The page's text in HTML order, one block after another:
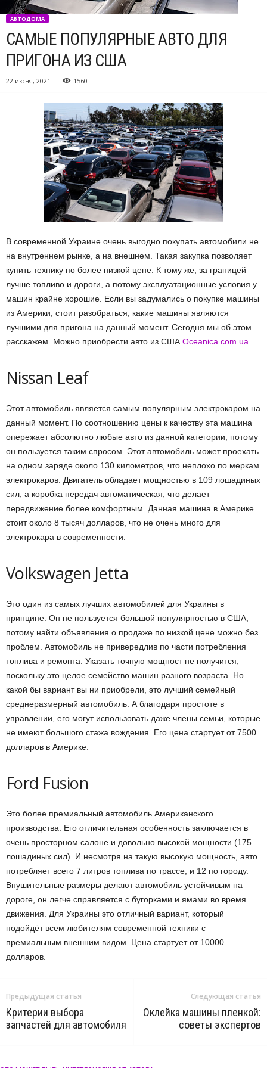
АВТОДОМА
САМЫЕ ПОПУЛЯРНЫЕ АВТО ДЛЯ
ПРИГОНА ИЗ США
22 июня, 2021 1560
В современной Украине очень выгодно покупать автомобили не
на внутреннем рынке, а на внешнем. Такая закупка позволяет
купить технику по более низкой цене. К тому же, за границей
лучше топливо и дороги, а потому эксплуатационные условия у
машин крайне хорошие. Если вы задумались о покупке машины
из Америки, стоит разобраться, какие машины являются
лучшими для пригона на данный момент. Сегодня мы об этом
расскажем. Можно приобрести авто из СШАOceanica.com.ua.
Nissan Leaf
Этот автомобиль является самым популярным электрокаром на
данный момент. По соотношению цены к качеству эта машина
опережает абсолютно любые авто из данной категории, потому
он пользуется таким спросом. Этот автомобиль может проехать
на одном заряде около 130 километров, что неплохо по меркам
электрокаров. Двигатель обладает мощностью в 109 лошадиных
сил, а коробка передач автоматическая, что делает
передвижение более комфортным. Данная машина в Америке
стоит около 8 тысяч долларов, что не очень много для
электрокара в современности.
Volkswagen Jetta
Это один из самых лучших автомобилей для Украины в
принципе. Он не пользуется большой популярностью в США,
потому найти объявления о продаже по низкой цене можно без
проблем. Автомобиль не привередлив по части потребления
топлива и ремонта. Указать точную мощност не получится,
поскольку это целое семейство машин разного возраста. Но
какой бы вариант вы ни приобрели, это лучший семейный
среднеразмерный автомобиль. А благодаря простоте в
управлении, его могут использовать даже члены семьи, которые
не имеют большого стажа вождения. Его цена стартует от 7500
долларов в Америке.
Ford Fusion
Это более премиальный автомобиль Американского
производства. Его отличительная особенность заключается в
очень просторном салоне и довольно высокой мощности (175
лошадиных сил). И несмотря на такую высокую мощность, авто
потребляет всего 7 литров топлива по трассе, и 12 по городу.
Внушительные размеры делают автомобиль устойчивым на
дороге, он легче справляется с бугорками и ямами во время
движения. Для Украины это отличный вариант, который
подойдёт всем любителям современной техники с
премиальным внешним видом. Цена стартует от 10000
долларов.
Предыдущая статья
Критерии выбора
запчастей для автомобиля
Следующая статья
Оклейка машины пленкой:
советы экспертов